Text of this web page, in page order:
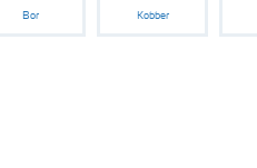
Bor Kobber